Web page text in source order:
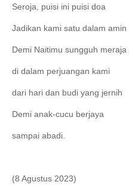
Seroja, puisi ini puisi doa
Jadikan kami satu dalam
Demi Naitimu sungguh meraja
di dalam perjuangan kami
dari hari dan budi yang jernih
Demi anak-cucu berjaya
sampai abadi.
(8 Agustus 2023)